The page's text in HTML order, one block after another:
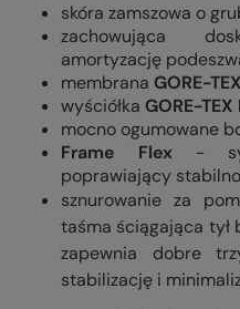
skóra zamszowa o
zachowująca
amortyzację
membrana GORE-TEX
wyściółka GORE-
mocno ogumowane
Frame Flex -
poprawiający
sznurowanie za
taśma ściągająca tył
zapewnia dobre
stabilizację i